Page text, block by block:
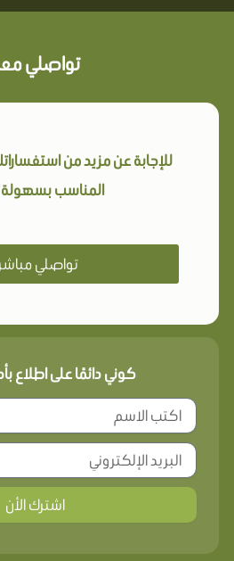
تواصلي
للإجابة عن مزيد من
المناسب
تواصلي
كوني دائمًا على اطلاع
اشترك الأن